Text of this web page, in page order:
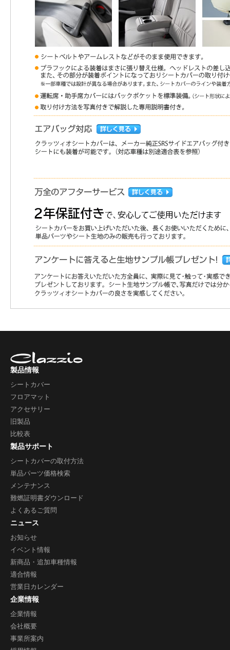
製品情報
シートカバー
フロアマット
アクセサリー
旧製品
比較表
製品サポート
シートカバーの取付方法
単品パーツ価格検索
メンテナンス
難燃証明書ダウンロード
よくあるご質問
ニュース
お知らせ
イベント情報
新商品・追加車種情報
適合情報
営業日カレンダー
企業情報
企業情報
会社概要
事業所案内